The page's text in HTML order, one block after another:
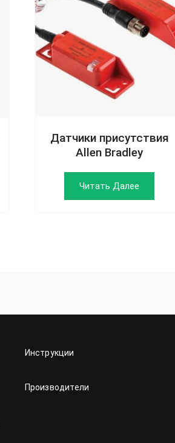
Датчики присутствия
Allen Bradley
Читать Далее
Инструкции
Производители